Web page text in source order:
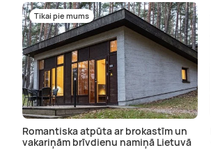
Tikai pie mums
Romantiska atpūta ar brokastīm un
vakariņām brīvdienu namiņā Lietuvā